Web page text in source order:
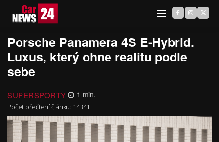
Porsche Panamera 4S E-Hybrid.
Luxus, který ohne realitu podle
sebe
SUPERSPORTY 1 min.
Počet přečtení článku: 14341